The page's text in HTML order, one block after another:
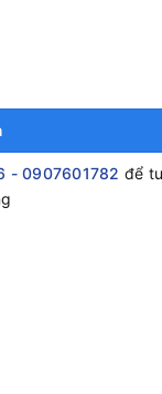
- 0907601782 để